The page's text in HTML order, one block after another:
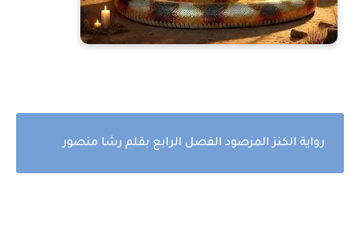
رواية الكنز المرصود الفصل الرابع بقلم رشا منصور